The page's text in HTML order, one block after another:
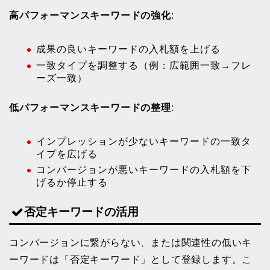
高パフォーマンスキーワードの強化:
成果の良いキーワードの入札額を上げる
一致タイプを調整する（例：広範囲一致→フレ
ーズ一致）
低パフォーマンスキーワードの整理:
インプレッションが少ないキーワードの一致タ
イプを広げる
コンバージョンが悪いキーワードの入札額を下
げるか停止する
否定キーワードの活用
コンバージョンに繋がらない、または関連性の低いキ
ーワードは「否定キーワード」として登録します。こ